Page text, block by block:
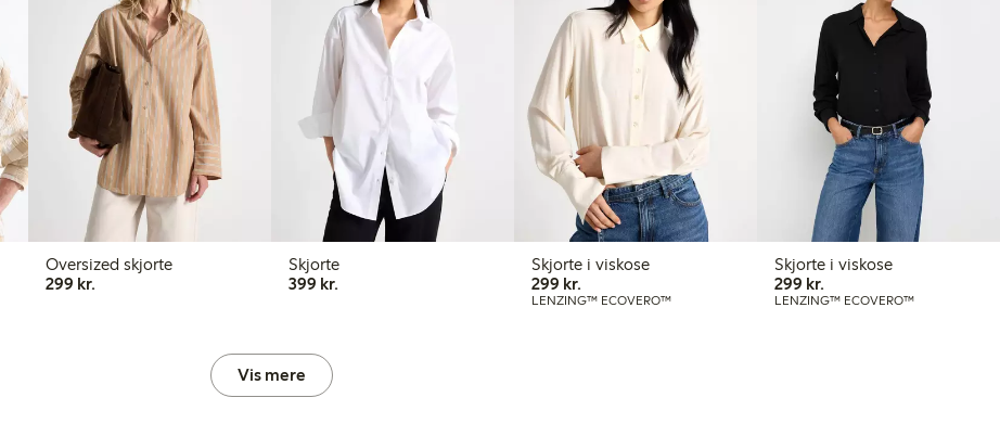
Oversized skjorte
299 kr.
Skjorte
399 kr.
Skjorte i viskose
299 kr.
LENZING™ ECOVERO™
Skjorte i viskose
299 kr.
LENZING™ ECOVERO™
Vis mere